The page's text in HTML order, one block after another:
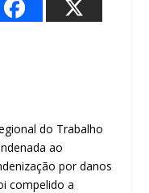
do Trabalho
ao
por danos
compelido a